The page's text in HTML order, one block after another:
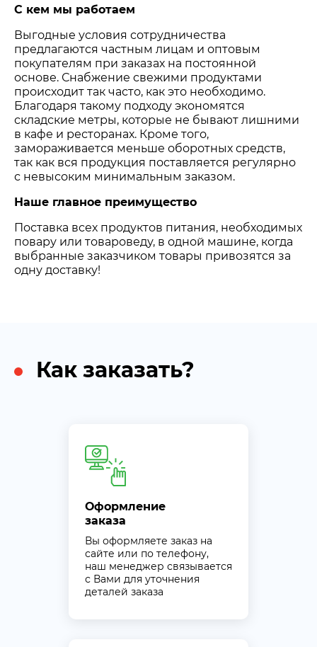
С кем мы работаем
Выгодные условия сотрудничества
предлагаются частным лицам и оптовым
покупателям при заказах на постоянной
основе. Снабжение свежими продуктами
происходит так часто, как это необходимо.
Благодаря такому подходу экономятся
складские метры, которые не бывают лишними
в кафе и ресторанах. Кроме того,
замораживается меньше оборотных средств,
так как вся продукция поставляется регулярно
с невысоким минимальным заказом.
Наше главное преимущество
Поставка всех продуктов питания, необходимых
повару или товароведу, в одной машине, когда
выбранные заказчиком товары привозятся за
одну доставку!
Как заказать?
Оформление
заказа
Вы оформляете заказ на
сайте или по телефону,
наш менеджер связывается
с Вами для уточнения
деталей заказа